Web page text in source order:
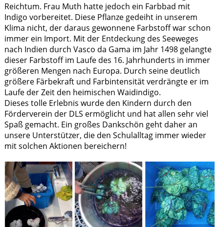
Reichtum. Frau Muth hatte jedoch ein Farbbad mit
Indigo vorbereitet. Diese Pflanze gedeiht in unserem
Klima nicht, der daraus gewonnene Farbstoff war schon
immer ein Import. Mit der Entdeckung des Seeweges
nach Indien durch Vasco da Gama im Jahr 1498 gelangte
dieser Farbstoff im Laufe des 16. Jahrhunderts in immer
größeren Mengen nach Europa. Durch seine deutlich
größere Färbekraft und Farbintensität verdrängte er im
Laufe der Zeit den heimischen Waidindigo.
Dieses tolle Erlebnis wurde den Kindern durch den
Förderverein der DLS ermöglicht und hat allen sehr viel
Spaß gemacht. Ein großes Dankschön geht daher an
unsere Unterstützer, die den Schulalltag immer wieder
mit solchen Aktionen bereichern!